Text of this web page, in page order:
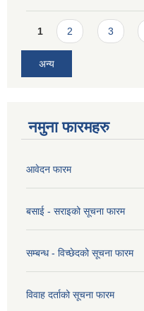
Pages
1 2 3
अन्य
नमुना फारमहरु
आवेदन फारम
बसाई - सराइको सूचना फारम
सम्बन्ध - विच्छेदको सूचना फारम
विवाह दर्ताको सूचना फारम